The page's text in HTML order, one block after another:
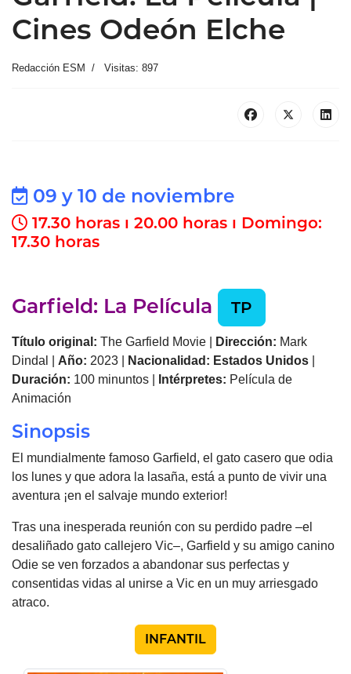
Cines Odeón Elche
Redacción ESM Visitas: 897
09 y 10 de noviembre
17.30 horas ı 20.00 horas ı Domingo:
17.30 horas
Garfield: La Película TP
Título original: The Garfield Movie | Dirección: Mark
Dindal | Año: 2023 | Nacionalidad: Estados Unidos
Duración: 100 minuntos | Intérpretes: Película de
Animación
Sinopsis
El mundialmente famoso Garfield, el gato casero que odia
los lunes y que adora la lasaña, está a punto de vivir una
aventura ¡en el salvaje mundo exterior!
Tras una inesperada reunión con su perdido padre –el
desaliñado gato callejero Vic–, Garfield y su amigo canino
Odie se ven forzados a abandonar sus perfectas y
consentidas vidas al unirse a Vic en un muy arriesgado
atraco.
INFANTIL